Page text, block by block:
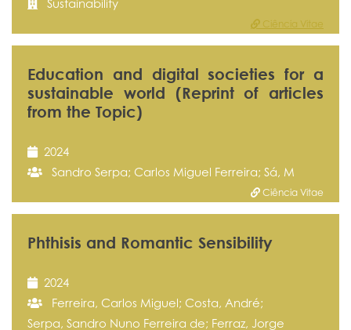
Sustainability
Ciência Vitae
Education and digital societies for a
sustainable world (Reprint of articles
from the Topic)
2024
Sandro Serpa; Carlos Miguel Ferreira; Sá, M
Ciência Vitae
Phthisis and Romantic Sensibility
2024
Ferreira, Carlos Miguel; Costa, André;
Serpa, Sandro Nuno Ferreira de; Ferraz, Jorge